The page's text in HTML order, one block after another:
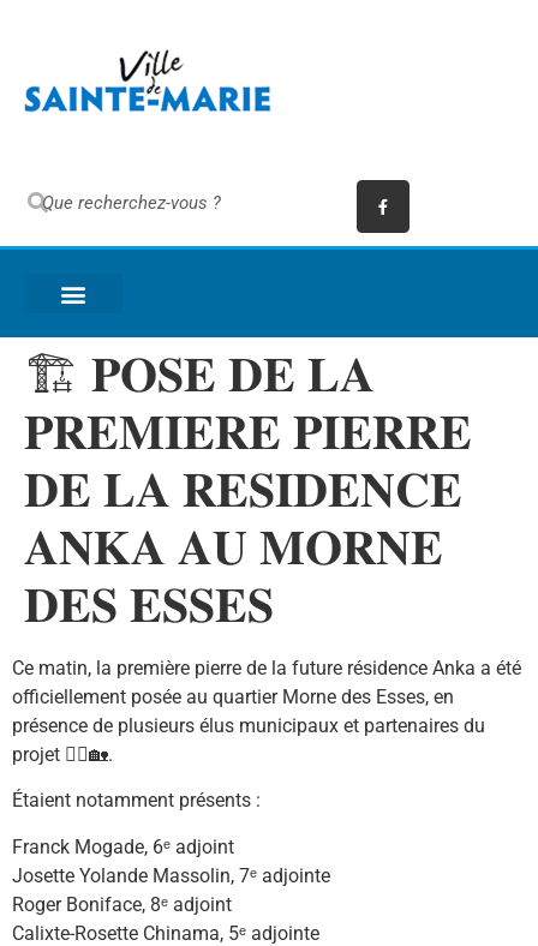
🏗️ 𝐏𝐎𝐒𝐄 𝐃𝐄 𝐋𝐀
𝐏𝐑𝐄𝐌𝐈𝐄𝐑𝐄 𝐏𝐈𝐄𝐑𝐑𝐄
𝐃𝐄 𝐋𝐀 𝐑𝐄𝐒𝐈𝐃𝐄𝐍𝐂𝐄
𝐀𝐍𝐊𝐀 𝐀𝐔 𝐌𝐎𝐑𝐍𝐄
𝐃𝐄𝐒 𝐄𝐒𝐒𝐄𝐒
Ce matin, la première pierre de la future résidence Anka a été
officiellement posée au quartier Morne des Esses, en
présence de plusieurs élus municipaux et partenaires du
projet 👷‍♂️🏡.
Étaient notamment présents :
Franck Mogade, 6ᵉ adjoint
Josette Yolande Massolin, 7ᵉ adjointe
Roger Boniface, 8ᵉ adjoint
Calixte-Rosette Chinama, 5ᵉ adjointe